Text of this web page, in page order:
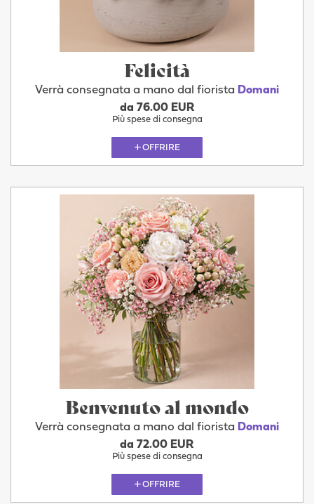
Felicità
Verrà consegnata a mano dal fiorista Domani
da 76.00 EUR
Più spese di consegna
OFFRIRE
Benvenuto al mondo
Verrà consegnata a mano dal fiorista Domani
da 72.00 EUR
Più spese di consegna
OFFRIRE